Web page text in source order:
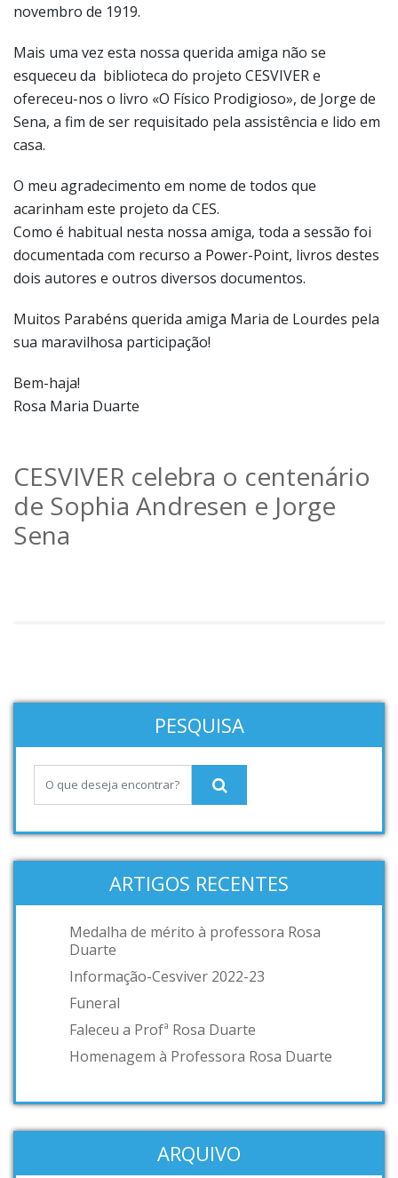
novembro de 1919.
Mais uma vez esta nossa querida amiga não se
esqueceu da biblioteca do projeto CESVIVER e
ofereceu-nos o livro «O Físico Prodigioso», de Jorge de
Sena, a fim de ser requisitado pela assistência e lido em
casa.
O meu agradecimento em nome de todos que
acarinham este projeto da CES.
Como é habitual nesta nossa amiga, toda a sessão foi
documentada com recurso a Power-Point, livros destes
dois autores e outros diversos documentos.
Muitos Parabéns querida amiga Maria de Lourdes pela
sua maravilhosa participação!
Bem-haja!
Rosa Maria Duarte
CESVIVER celebra o centenário
de Sophia Andresen e Jorge
Sena
PESQUISA
ARTIGOS RECENTES
Medalha de mérito à professora Rosa
Duarte
Informação-Cesviver 2022-23
Funeral
Faleceu a Profª Rosa Duarte
Homenagem à Professora Rosa Duarte
ARQUIVO